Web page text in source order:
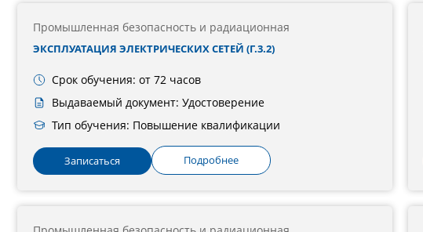
Промышленная безопасность и радиационная
ЭКСПЛУАТАЦИЯ ЭЛЕКТРИЧЕСКИХ СЕТЕЙ (Г.3.2)
Срок обучения: от 72 часов
Выдаваемый документ: Удостоверение
Тип обучения: Повышение квалификации
Записаться Подробнее